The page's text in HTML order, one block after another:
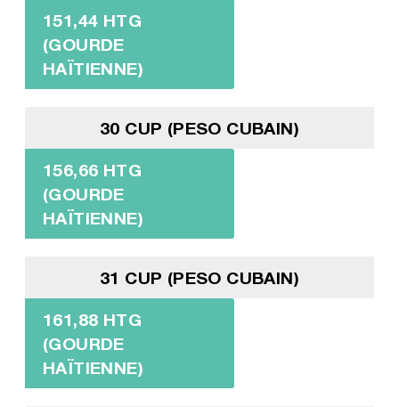
151,44 HTG
(GOURDE
HAÏTIENNE)
30 CUP (PESO CUBAIN)
156,66 HTG
(GOURDE
HAÏTIENNE)
31 CUP (PESO CUBAIN)
161,88 HTG
(GOURDE
HAÏTIENNE)